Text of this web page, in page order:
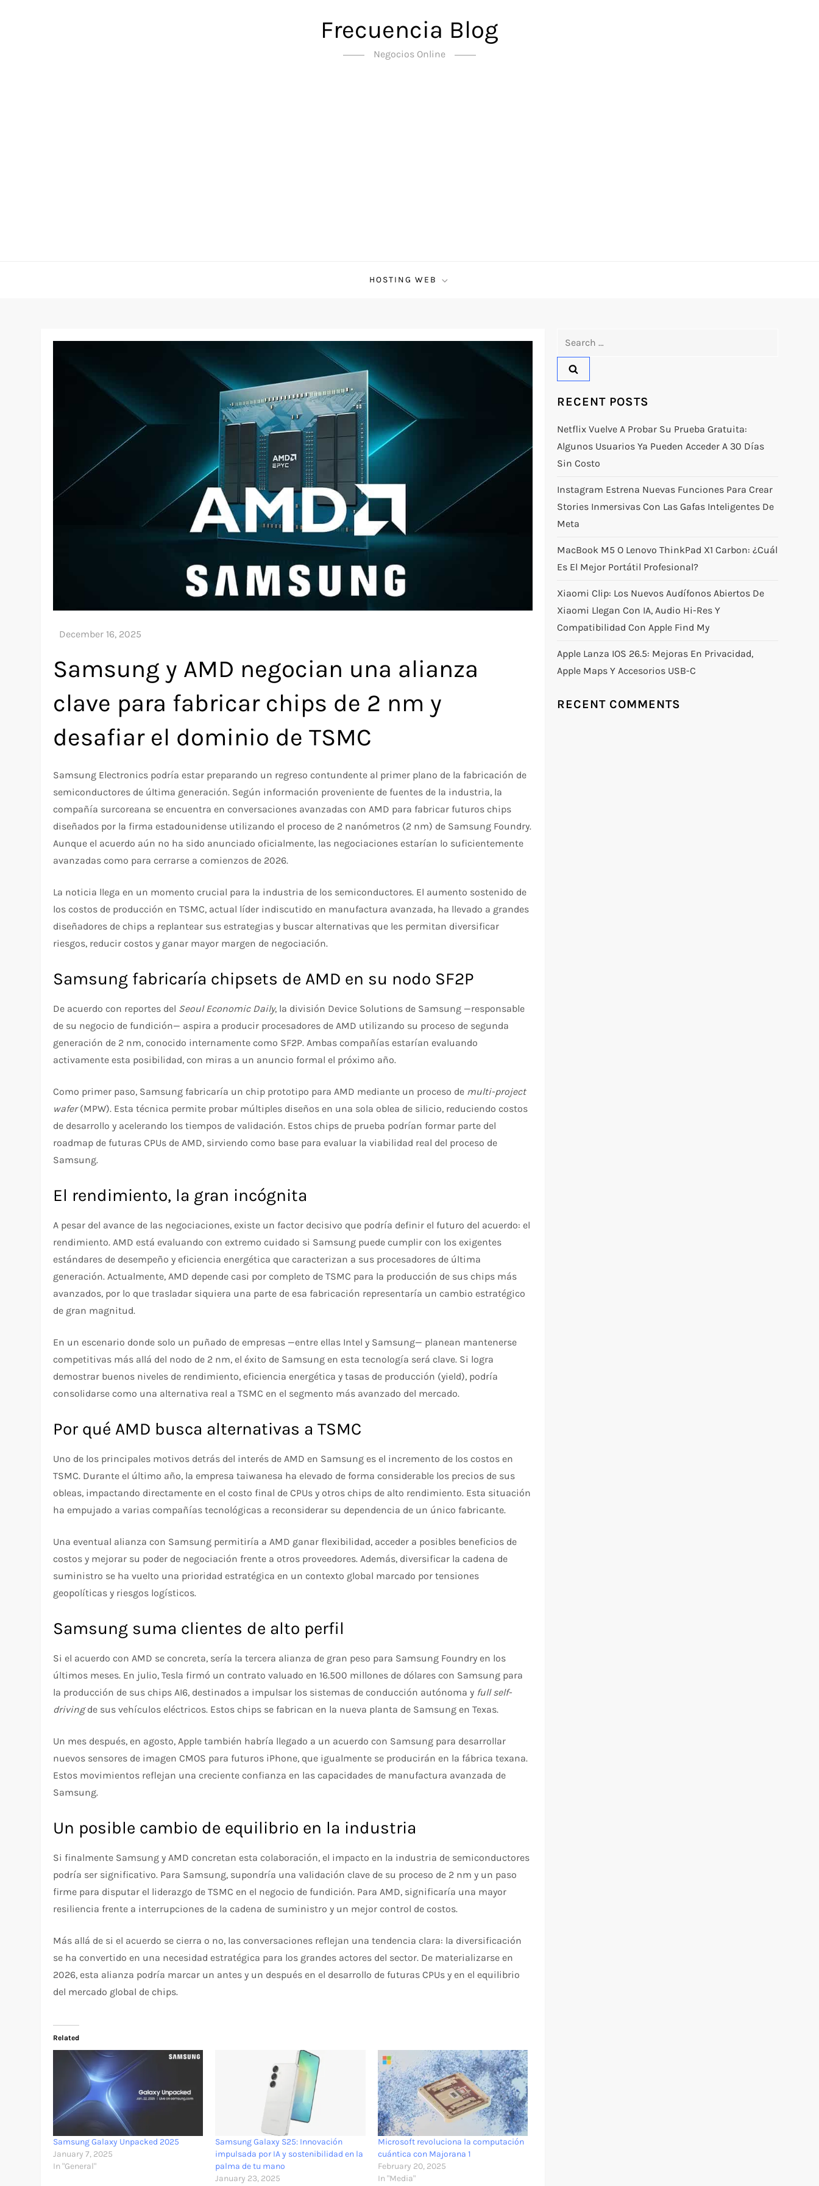
Frecuencia Blog
Negocios Online
HOSTING WEB
Samsung y AMD negocian una alianza
clave para fabricar chips de 2 nm y
desafiar el dominio de TSMC
Samsung Electronics podría estar preparando un regreso contundente al primer plano de la fabricación de
semiconductores de última generación. Según información proveniente de fuentes de la industria, la
compañía surcoreana se encuentra en conversaciones avanzadas con AMD para fabricar futuros chips
diseñados por la firma estadounidense utilizando el proceso de 2 nanómetros (2 nm) de Samsung Foundry.
Aunque el acuerdo aún no ha sido anunciado oficialmente, las negociaciones estarían lo suficientemente
avanzadas como para cerrarse a comienzos de 2026.
La noticia llega en un momento crucial para la industria de los semiconductores. El aumento sostenido de
los costos de producción en TSMC, actual líder indiscutido en manufactura avanzada, ha llevado a grandes
diseñadores de chips a replantear sus estrategias y buscar alternativas que les permitan diversificar
riesgos, reducir costos y ganar mayor margen de negociación.
Samsung fabricaría chipsets de AMD en su nodo SF2P
De acuerdo con reportes del Seoul Economic Daily, la división Device Solutions de Samsung —responsable
de su negocio de fundición— aspira a producir procesadores de AMD utilizando su proceso de segunda
generación de 2 nm, conocido internamente como SF2P. Ambas compañías estarían evaluando
activamente esta posibilidad, con miras a un anuncio formal el próximo año.
Como primer paso, Samsung fabricaría un chip prototipo para AMD mediante un proceso de multi-project
wafer(MPW). Esta técnica permite probar múltiples diseños en una sola oblea de silicio, reduciendo costos
de desarrollo y acelerando los tiempos de validación. Estos chips de prueba podrían formar parte del
roadmap de futuras CPUs de AMD, sirviendo como base para evaluar la viabilidad real del proceso de
Samsung.
El rendimiento, la gran incógnita
A pesar del avance de las negociaciones, existe un factor decisivo que podría definir el futuro del acuerdo: el
rendimiento. AMD está evaluando con extremo cuidado si Samsung puede cumplir con los exigentes
estándares de desempeño y eficiencia energética que caracterizan a sus procesadores de última
generación. Actualmente, AMD depende casi por completo de TSMC para la producción de sus chips más
avanzados, por lo que trasladar siquiera una parte de esa fabricación representaría un cambio estratégico
de gran magnitud.
En un escenario donde solo un puñado de empresas —entre ellas Intel y Samsung— planean mantenerse
competitivas más allá del nodo de 2 nm, el éxito de Samsung en esta tecnología será clave. Si logra
demostrar buenos niveles de rendimiento, eficiencia energética y tasas de producción (yield), podría
consolidarse como una alternativa real a TSMC en el segmento más avanzado del mercado.
Por qué AMD busca alternativas a TSMC
Uno de los principales motivos detrás del interés de AMD en Samsung es el incremento de los costos en
TSMC. Durante el último año, la empresa taiwanesa ha elevado de forma considerable los precios de sus
obleas, impactando directamente en el costo final de CPUs y otros chips de alto rendimiento. Esta situación
ha empujado a varias compañías tecnológicas a reconsiderar su dependencia de un único fabricante.
Una eventual alianza con Samsung permitiría a AMD ganar flexibilidad, acceder a posibles beneficios de
costos y mejorar su poder de negociación frente a otros proveedores. Además, diversificar la cadena de
suministro se ha vuelto una prioridad estratégica en un contexto global marcado por tensiones
geopolíticas y riesgos logísticos.
Samsung suma clientes de alto perfil
Si el acuerdo con AMD se concreta, sería la tercera alianza de gran peso para Samsung Foundry en los
últimos meses. En julio, Tesla firmó un contrato valuado en 16.500 millones de dólares con Samsung para
la producción de sus chips AI6, destinados a impulsar los sistemas de conducción autónoma y full self-
drivingde sus vehículos eléctricos. Estos chips se fabrican en la nueva planta de Samsung en Texas.
Un mes después, en agosto, Apple también habría llegado a un acuerdo con Samsung para desarrollar
nuevos sensores de imagen CMOS para futuros iPhone, que igualmente se producirán en la fábrica texana.
Estos movimientos reflejan una creciente confianza en las capacidades de manufactura avanzada de
Samsung.
Un posible cambio de equilibrio en la industria
Si finalmente Samsung y AMD concretan esta colaboración, el impacto en la industria de semiconductores
podría ser significativo. Para Samsung, supondría una validación clave de su proceso de 2 nm y un paso
firme para disputar el liderazgo de TSMC en el negocio de fundición. Para AMD, significaría una mayor
resiliencia frente a interrupciones de la cadena de suministro y un mejor control de costos.
Más allá de si el acuerdo se cierra o no, las conversaciones reflejan una tendencia clara: la diversificación
se ha convertido en una necesidad estratégica para los grandes actores del sector. De materializarse en
2026, esta alianza podría marcar un antes y un después en el desarrollo de futuras CPUs y en el equilibrio
del mercado global de chips.
Related
Samsung Galaxy Unpacked 2025
January 7, 2025
In "General"
Samsung Galaxy S25: Innovación
impulsada por IA y sostenibilidad en la
palma de tu mano
January 23, 2025
Microsoft revoluciona la computación
cuántica con Majorana 1
February 20, 2025
In "Media"
RECENT POSTS
Netflix Vuelve A Probar Su Prueba Gratuita:
Algunos Usuarios Ya Pueden Acceder A 30 Días
Sin Costo
Instagram Estrena Nuevas Funciones Para Crear
Stories Inmersivas Con Las Gafas Inteligentes De
Meta
MacBook M5 O Lenovo ThinkPad X1 Carbon: ¿Cuál
Es El Mejor Portátil Profesional?
Xiaomi Clip: Los Nuevos Audífonos Abiertos De
Xiaomi Llegan Con IA, Audio Hi-Res Y
Compatibilidad Con Apple Find My
Apple Lanza IOS 26.5: Mejoras En Privacidad,
Apple Maps Y Accesorios USB-C
RECENT COMMENTS